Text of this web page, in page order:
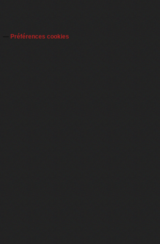
Préférences cookies